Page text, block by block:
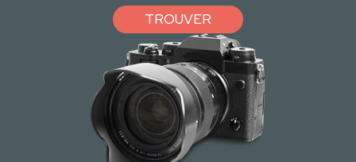
TROUVER